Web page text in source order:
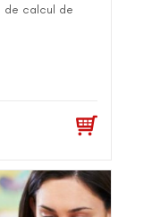
de calcul de